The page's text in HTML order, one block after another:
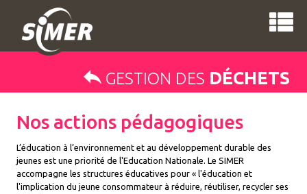
GESTION DES DÉCHETS
Nos actions pédagogiques
L’éducation à l’environnement et au développement durable des
jeunes est une priorité de l'Education Nationale. Le SIMER
accompagne les structures éducatives pour « l'éducation et
l'implication du jeune consommateur à réduire, réutiliser, recycler ses